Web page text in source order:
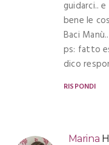
guidarci..
bene le
Baci Manù..
ps: fatto
dico
RISPONDI
Marina